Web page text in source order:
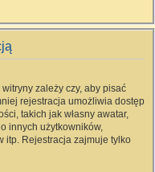
zależy czy, aby pisać
rejestracja umożliwia dostęp
takich jak własny awatar,
innych użytkowników,
itp. Rejestracja zajmuje tylko